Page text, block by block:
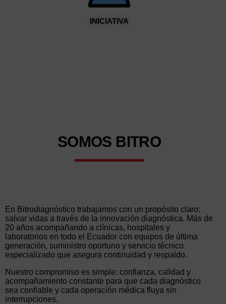
INICIATIVA
SOMOS BITRO
En Bitrodiagnóstico trabajamos con un propósito claro:
salvar vidas a través de la innovación diagnóstica. Más de
20 años acompañando a clínicas, hospitales y
laboratorios en todo el Ecuador con equipos de última
generación, suministro oportuno y servicio técnico
especializado que asegura continuidad y respaldo.
Nuestro compromiso es simple: confianza, calidad y
acompañamiento constante para que cada diagnóstico
sea confiable y cada operación médica fluya sin
interrupciones.